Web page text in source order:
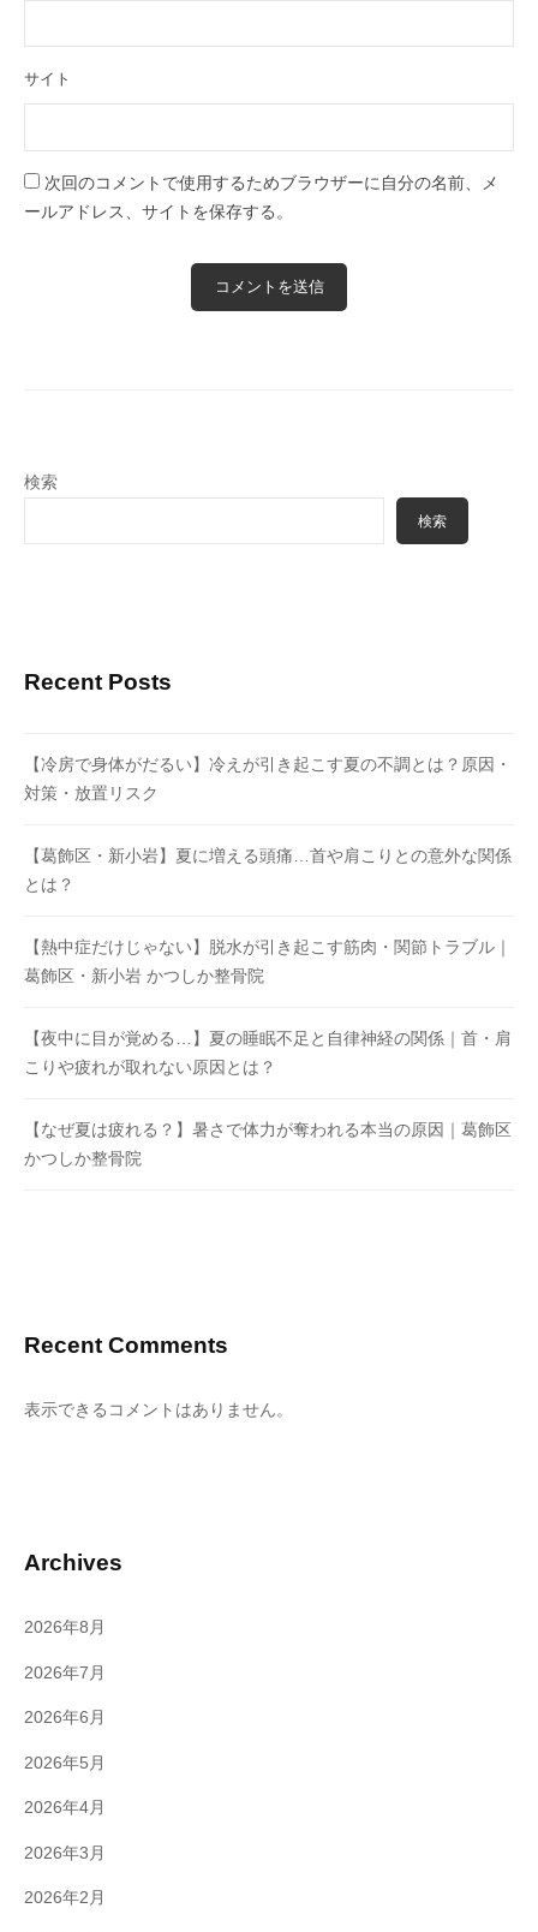
サイト
次回のコメントで使用するためブラウザーに自分の名前、メ
ールアドレス、サイトを保存する。
検索
検索
Recent Posts
【冷房で身体がだるい】冷えが引き起こす夏の不調とは？原因・
対策・放置リスク
【葛飾区・新小岩】夏に増える頭痛…首や肩こりとの意外な関係
とは？
【熱中症だけじゃない】脱水が引き起こす筋肉・関節トラブル｜
葛飾区・新小岩 かつしか整骨院
【夜中に目が覚める…】夏の睡眠不足と自律神経の関係｜首・肩
こりや疲れが取れない原因とは？
【なぜ夏は疲れる？】暑さで体力が奪われる本当の原因｜葛飾区
かつしか整骨院
Recent Comments
表示できるコメントはありません。
Archives
2026年8月
2026年7月
2026年6月
2026年5月
2026年4月
2026年3月
2026年2月